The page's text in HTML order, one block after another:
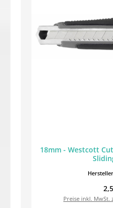
18mm - Westcott
Preise inkl. MwSt.